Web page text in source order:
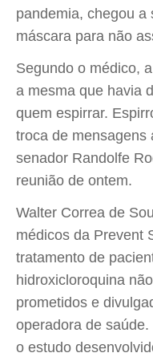
pandemia, chegou a
máscara para não
Segundo o médico,
a mesma que havia
quem espirrar.
troca de mensagens
senador Randolfe
reunião de ontem.
Walter Correa de
médicos da Prevent
tratamento de
hidroxicloroquina
prometidos e
operadora de saúde.
o estudo